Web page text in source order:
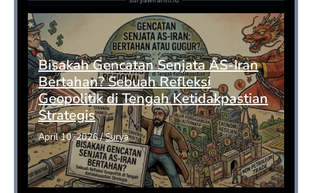
Bisakah Gencatan Senjata AS-Iran
Bertahan? Sebuah Refleksi
Geopolitik di Tengah Ketidakpastian
Strategis
April 10, 2026/Surya